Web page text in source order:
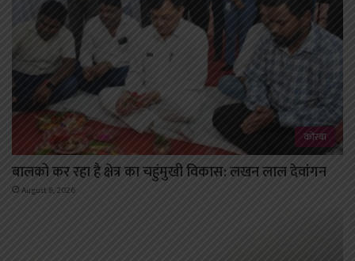
कोरबा
बालको कर रहा है क्षेत्र का चहुंमुखी विकास: लखन लाल देवांगन
August 8, 2026